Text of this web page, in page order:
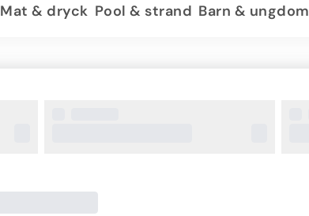
Mat & dryck Pool & strand Barn & ungdom